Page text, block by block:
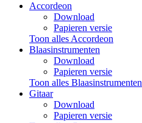
Accordeon
Download
Papieren versie
Toon alles Accordeon
Blaasinstrumenten
Download
Papieren versie
Toon alles Blaasinstrumenten
Gitaar
Download
Papieren versie